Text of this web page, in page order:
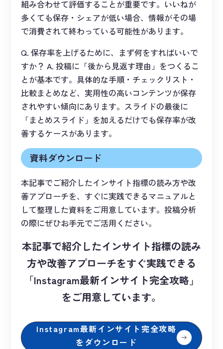
組み合わせて評価することが重要です。いいねが
多くても保存・シェアが低い場合、情報がその場
で消費されて終わっている可能性があります。
Q. 保存率を上げるために、まず何をすればいいで
すか？ A. 投稿に「後から見返す理由」をつくるこ
とが基本です。具体的な手順・チェックリスト・
比較まとめなど、実用性の高いコンテンツが保存
されやすい傾向にあります。スライドの最後に
「まとめスライド」を加えるだけでも保存率が改
善するケースがあります。
資料ダウンロード
本記事でご紹介したインサイト指標の読み方や改
善アプローチを、すぐに実践できるマニュアルと
して整理した資料をご用意しています。投稿分析
の際にぜひお手元でご活用ください。
本記事で紹介したインサイト指標の読み
方や改善アプローチをすぐ実践できる
「Instagram最新インサイト完全攻略」
をご用意しています。
Instagram最新インサイト完全攻略
をダウンロード